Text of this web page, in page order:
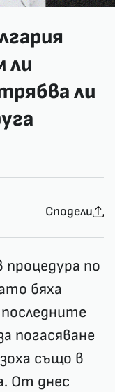
ли
ли
Сподели
процедура по
бяха
погасяване
също в
От днес